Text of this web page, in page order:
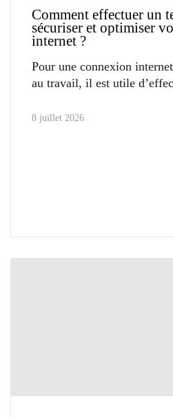
Comment effectuer un
sécuriser et optimiser
internet ?
Pour une connexion
au travail, il est utile
8 juillet 2026